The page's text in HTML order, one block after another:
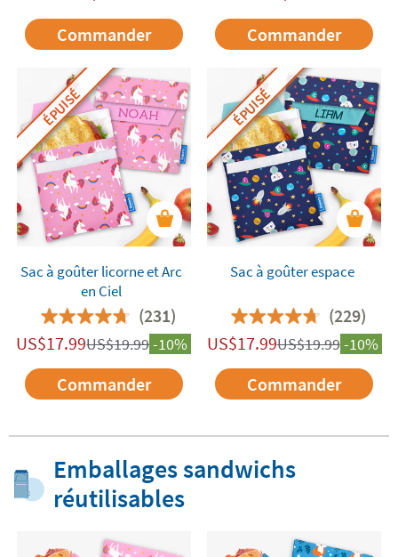
Commander
Commander
ÉPUISÉ
Sac à goûter licorne et Arc
en Ciel
(231)
US$17.99US$19.99-10%
Commander
ÉPUISÉ
Sac à goûter espace
(229)
US$17.99US$19.99-10%
Commander
Emballages sandwichs
réutilisables